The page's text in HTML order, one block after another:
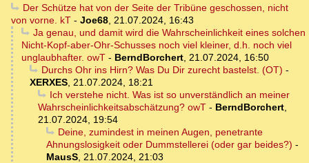
Der Schütze hat von der Seite der Tribüne geschossen, nicht
von vorne. kT - Joe68 21.07.2024, 16:43
Ja genau, und damit wird die Wahrscheinlichkeit eines solchen
Nicht-Kopf-aber-Ohr-Schusses noch viel kleiner, d.h. noch viel
unglaubhafter. owT - BerndBorchert 21.07.2024, 16:50
Durchs Ohr ins Hirn? Was Du Dir zurecht bastelst. (OT) -
XERXES 21.07.2024, 18:21
Ich verstehe nicht. Was ist so unverständlich an meiner
Wahrscheinlichkeitsabschätzung? owT - BerndBorchert
21.07.2024, 19:54
Deine, zumindest in meinen Augen, penetrante
Ahnungslosigkeit oder Dummstellerei (oder gar beides?) -
MausS 21.07.2024, 21:03